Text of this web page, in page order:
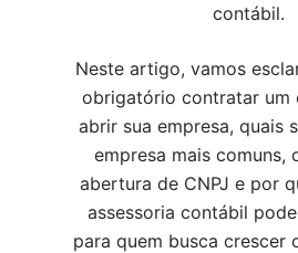
contábil.
Neste artigo, vamos
obrigatório contratar um
abrir sua empresa, quais
empresa mais comuns,
abertura de CNPJ e por
assessoria contábil
para quem busca crescer